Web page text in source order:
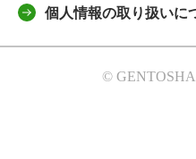
個人情報の取り扱いに
©